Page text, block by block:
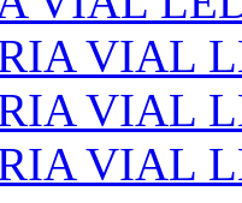
VIAL
VIAL
VIAL